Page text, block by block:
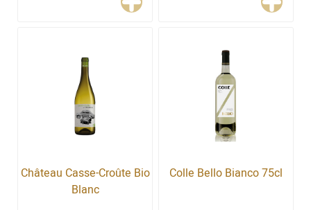
Château Casse-Croûte Bio
Blanc
Colle Bello Bianco 75cl